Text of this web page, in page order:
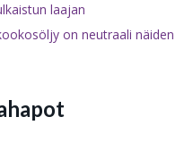
laajan
on neutraali näiden